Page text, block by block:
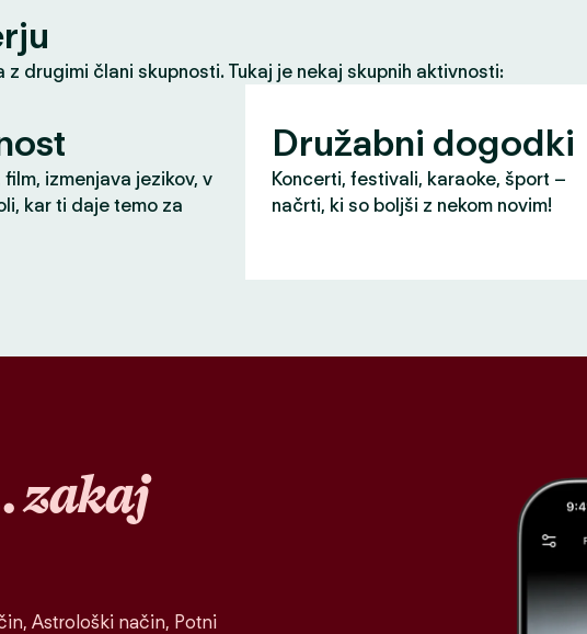
drugimi člani skupnosti. Tukaj je nekaj skupnih aktivnosti:
izmenjava jezikov, v
kar ti daje temo za
Družabni dogodki
Koncerti, festivali, karaoke, šport –
načrti, ki so boljši z nekom novim!
zakaj
Astrološki način, Potni